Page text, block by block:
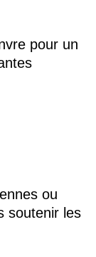
pour un
ou
soutenir les